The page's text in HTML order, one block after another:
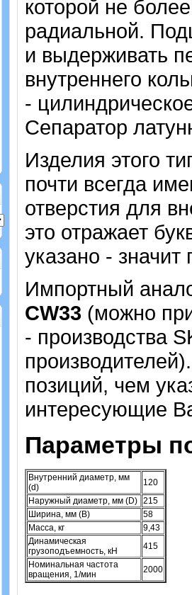
которой не
радиальной.
и выдерживать
внутреннего
-
Сепаратор
Изделия этого
почти всегда
отверстия для
это отражает
указано - значит
Импортный
CW33 (можно
- производства
позиций, чем
интересующие
Параметры
Внутренний диаметр, мм
(d)
120
Наружный диаметр, мм (D) 215
Ширина, мм (B)
58
Масса, кг
9,43
Динамическая
грузоподъемность, кН
415
Номинальная частота
вращения, 1/мин
2000